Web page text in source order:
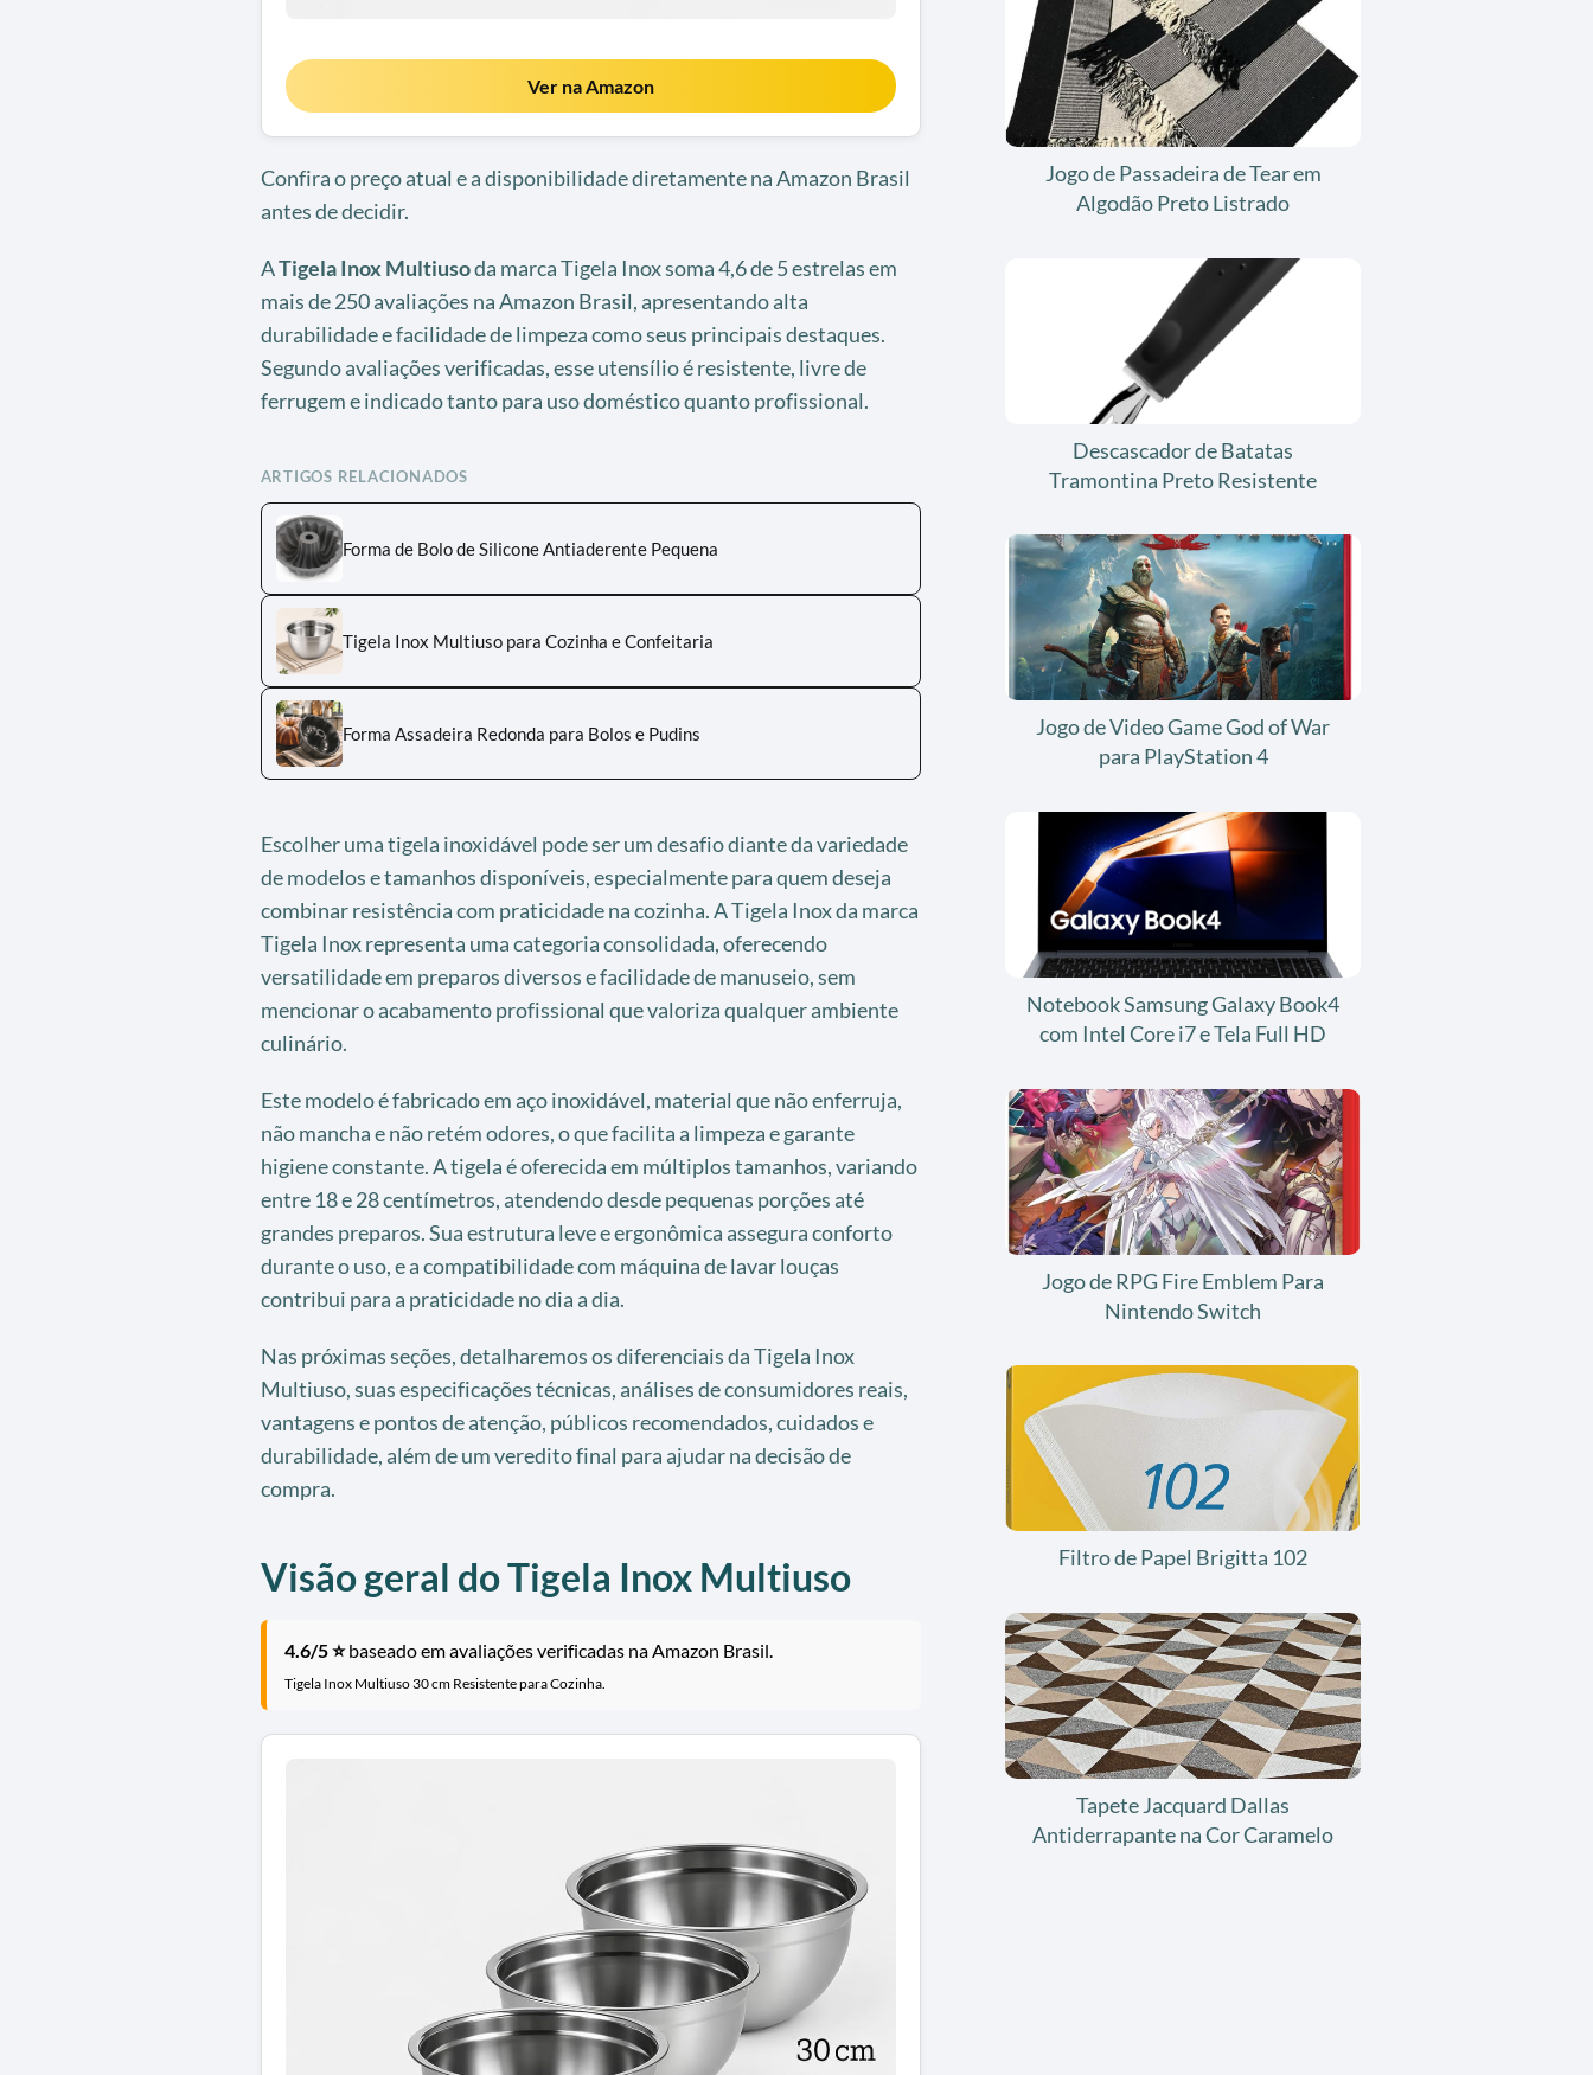
Ver na Amazon
Confira o preço atual e a disponibilidade diretamente na Amazon Brasil
antes de decidir.
ATigela Inox Multiusoda marca Tigela Inox soma 4,6 de 5 estrelas em
mais de 250 avaliações na Amazon Brasil, apresentando alta
durabilidade e facilidade de limpeza como seus principais destaques.
Segundo avaliações verificadas, esse utensílio é resistente, livre de
ferrugem e indicado tanto para uso doméstico quanto profissional.
ARTIGOS RELACIONADOS
Forma de Bolo de Silicone Antiaderente Pequena
Tigela Inox Multiuso para Cozinha e Confeitaria
Forma Assadeira Redonda para Bolos e Pudins
Escolher uma tigela inoxidável pode ser um desafio diante da variedade
de modelos e tamanhos disponíveis, especialmente para quem deseja
combinar resistência com praticidade na cozinha. A Tigela Inox da marca
Tigela Inox representa uma categoria consolidada, oferecendo
versatilidade em preparos diversos e facilidade de manuseio, sem
mencionar o acabamento profissional que valoriza qualquer ambiente
culinário.
Este modelo é fabricado em aço inoxidável, material que não enferruja,
não mancha e não retém odores, o que facilita a limpeza e garante
higiene constante. A tigela é oferecida em múltiplos tamanhos, variando
entre 18 e 28 centímetros, atendendo desde pequenas porções até
grandes preparos. Sua estrutura leve e ergonômica assegura conforto
durante o uso, e a compatibilidade com máquina de lavar louças
contribui para a praticidade no dia a dia.
Nas próximas seções, detalharemos os diferenciais da Tigela Inox
Multiuso, suas especificações técnicas, análises de consumidores reais,
vantagens e pontos de atenção, públicos recomendados, cuidados e
durabilidade, além de um veredito final para ajudar na decisão de
compra.
Visão geral do Tigela Inox Multiuso
4.6/5 ⭐baseado em avaliações verificadas na Amazon Brasil.
Tigela Inox Multiuso 30 cm Resistente para Cozinha.
Jogo de Passadeira de Tear em
Algodão Preto Listrado
Descascador de Batatas
Tramontina Preto Resistente
Jogo de Video Game God of War
para PlayStation 4
Notebook Samsung Galaxy Book4
com Intel Core i7 e Tela Full HD
Jogo de RPG Fire Emblem Para
Nintendo Switch
Filtro de Papel Brigitta 102
Tapete Jacquard Dallas
Antiderrapante na Cor Caramelo